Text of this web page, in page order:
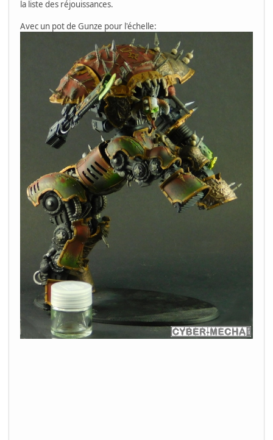
la liste des réjouissances.
Avec un pot de Gunze pour l'échelle: